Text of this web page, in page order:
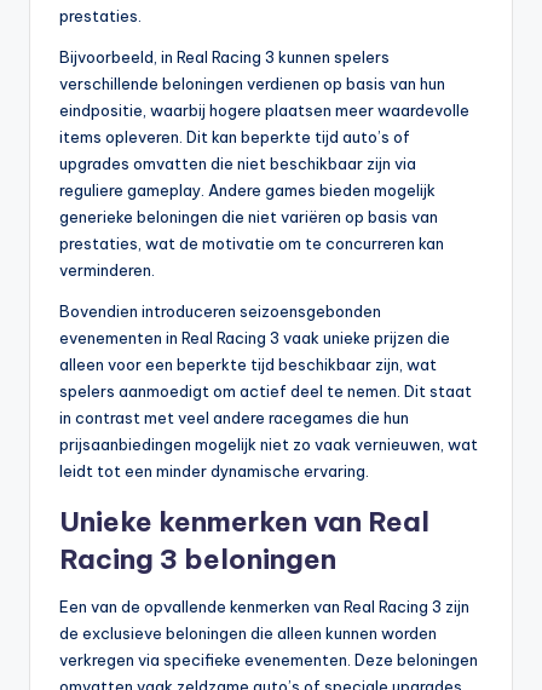
prestaties.
Bijvoorbeeld, in Real Racing 3 kunnen spelers
verschillende beloningen verdienen op basis van hun
eindpositie, waarbij hogere plaatsen meer waardevolle
items opleveren. Dit kan beperkte tijd auto’s of
upgrades omvatten die niet beschikbaar zijn via
reguliere gameplay. Andere games bieden mogelijk
generieke beloningen die niet variëren op basis van
prestaties, wat de motivatie om te concurreren kan
verminderen.
Bovendien introduceren seizoensgebonden
evenementen in Real Racing 3 vaak unieke prijzen die
alleen voor een beperkte tijd beschikbaar zijn, wat
spelers aanmoedigt om actief deel te nemen. Dit staat
in contrast met veel andere racegames die hun
prijsaanbiedingen mogelijk niet zo vaak vernieuwen, wat
leidt tot een minder dynamische ervaring.
Unieke kenmerken van Real
Racing 3 beloningen
Een van de opvallende kenmerken van Real Racing 3 zijn
de exclusieve beloningen die alleen kunnen worden
verkregen via specifieke evenementen. Deze beloningen
omvatten vaak zeldzame auto’s of speciale upgrades